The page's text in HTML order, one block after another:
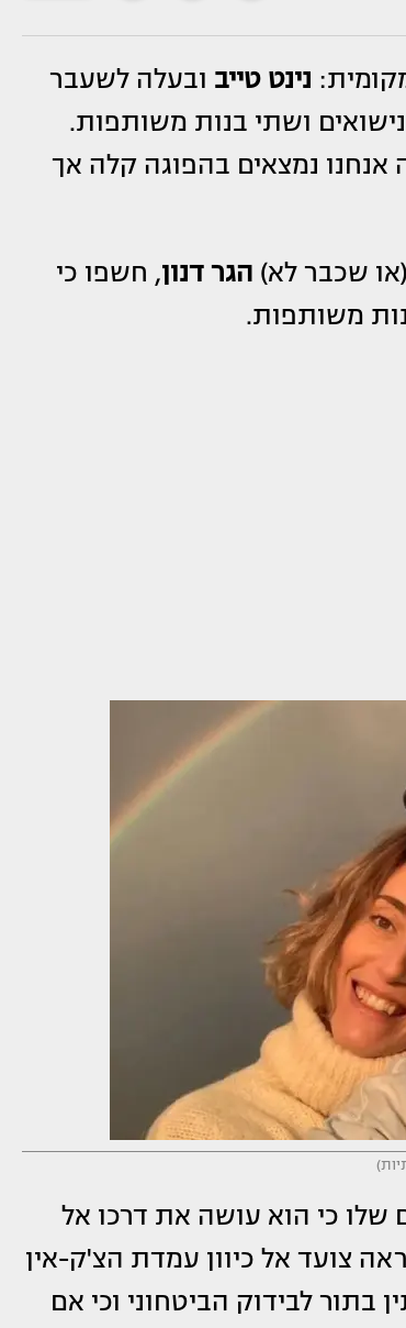
נינט טייב ובעלה לשעבר
ושתי בנות משותפות.
אנחנו נמצאים בהפוגה קלה אך
הגר דנון, חשפו כי
משותפות.
שלו כי הוא עושה את דרכו אל
צועד אל כיוון עמדת הצ'ק-אין
בתור לבידוק הביטחוני וכי אם